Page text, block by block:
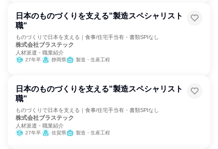
日本のものづくりを支える"製造スペシャリスト
職"
ものづくりで日本を支える｜食事/住宅手当有・書類SPIなし
株式会社ブラステック
人材派遣・職業紹介
27年卒 静岡県 製造・生産工程
日本のものづくりを支える"製造スペシャリスト
職"
ものづくりで日本を支える｜食事/住宅手当有・書類SPIなし
株式会社ブラステック
人材派遣・職業紹介
27年卒 佐賀県 製造・生産工程